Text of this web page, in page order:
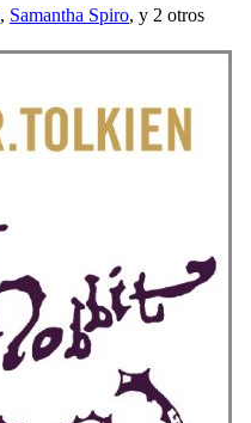
, Samantha Spiro, y 2 otros